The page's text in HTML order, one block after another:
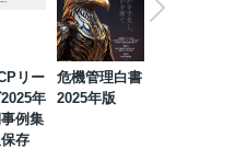
リー
年
事例集
保存
危機管理白書
2025年版